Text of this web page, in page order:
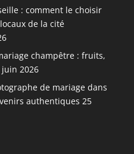
: comment le choisir
de la cité
champêtre : fruits,
juin 2026
de mariage dans
authentiques 25